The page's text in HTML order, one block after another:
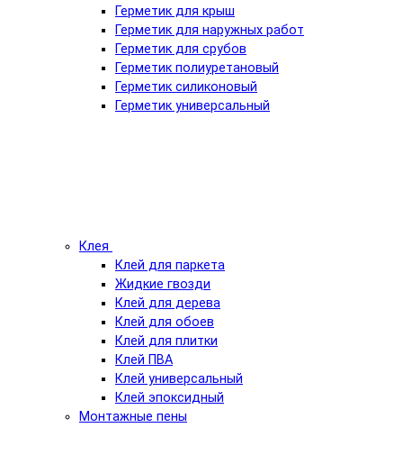
Герметик для крыш
Герметик для наружных работ
Герметик для срубов
Герметик полиуретановый
Герметик силиконовый
Герметик универсальный
Клея
Клей для паркета
Жидкие гвозди
Клей для дерева
Клей для обоев
Клей для плитки
Клей ПВА
Клей универсальный
Клей эпоксидный
Монтажные пены